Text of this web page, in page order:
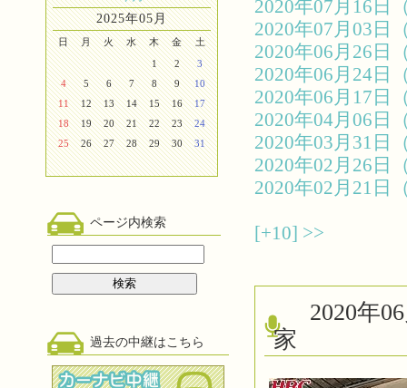
2025年05月
日 月 火 水 木 金
土
1
2
3
4
5 6 7 8 9
10
11
12 13 14 15 16
17
18
19 20 21 22 23
24
25
26 27 28 29 30 31
ページ内検索
過去の中継はこちら
2020年07月16
2020年07月03
2020年06月26
2020年06月24
2020年06月17
2020年04月06
2020年03月31
2020年02月26
2020年02月21
[+10] >>
2020年
家